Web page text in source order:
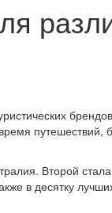
путешествий,
Второй
в десятку